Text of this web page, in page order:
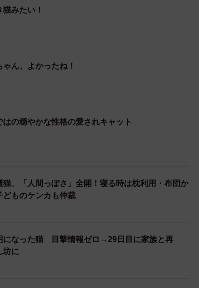
猫みたい！
ゃん、よかったね！
はの穏やかな性格の愛されキャット
、「人間っぽさ」全開！寝る時は枕利用・布団か
どものケンカも仲裁
になった猫 目撃情報ゼロ→29日目に家族と再
坊に